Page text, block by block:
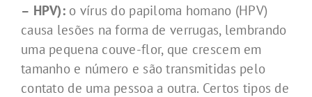
– HPV):o vírus do papiloma homano (HPV)
causa lesões na forma de verrugas, lembrando
uma pequena couve-flor, que crescem em
tamanho e número e são transmitidas pelo
contato de uma pessoa a outra. Certos tipos de